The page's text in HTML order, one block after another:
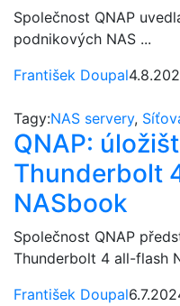
Společnost QNAP
podnikových NAS ...
František Doupal
Tagy:NAS servery,
QNAP:
Thunderbolt
NASbook
Společnost QNAP
Thunderbolt 4 all-flash
František Doupal